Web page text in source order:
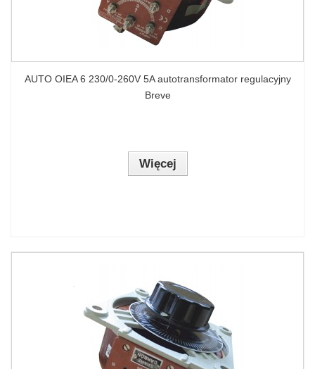
AUTO OIEA 6 230/0-260V 5A autotransformator regulacyjny
Breve
Więcej